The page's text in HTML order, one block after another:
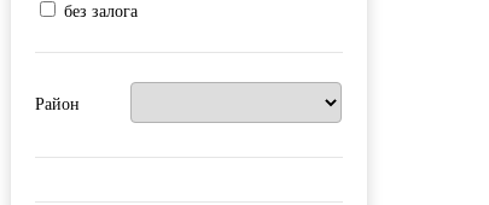
без залога
Район